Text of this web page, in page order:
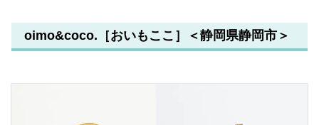
oimo&coco.［おいもここ］＜静岡県静岡市＞